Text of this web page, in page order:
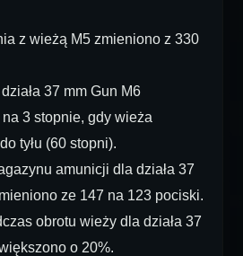
z wieżą M5 zmieniono z 330
37 mm Gun M6
3 stopnie, gdy wieża
tyłu (60 stopni).
amunicji dla działa 37
ze 147 na 123 pociski.
obrotu wieży dla działa 37
o 20%.